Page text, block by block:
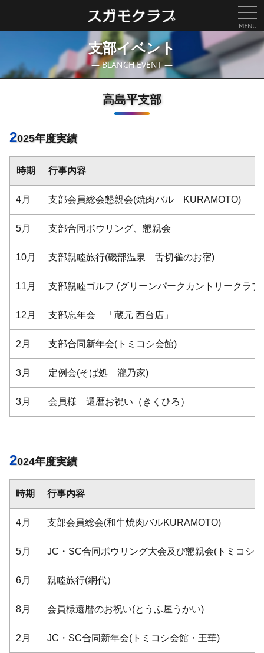
支部イベント
― BLANCH EVENT ―
高島平支部
2025年度実績
時期 行事内容
4月 支部会員総会懇親会(焼肉バル KURAMOTO)
5月 支部合同ボウリング、懇親会
10月 支部親睦旅行(磯部温泉 舌切雀のお宿)
11月 支部親睦ゴルフ (グリーンパークカントリークラブ)
12月 支部忘年会 「蔵元 西台店」
2月 支部合同新年会(トミコシ会館)
3月 定例会(そば処 瀧乃家)
3月 会員様 還暦お祝い（きくひろ）
2024年度実績
時期 行事内容
4月 支部会員総会(和牛焼肉バルKURAMOTO)
5月 JC・SC合同ボウリング大会及び懇親会(トミコシ
6月 親睦旅行(網代）
8月 会員様還暦のお祝い(とうふ屋うかい)
2月 JC・SC合同新年会(トミコシ会館・王華)